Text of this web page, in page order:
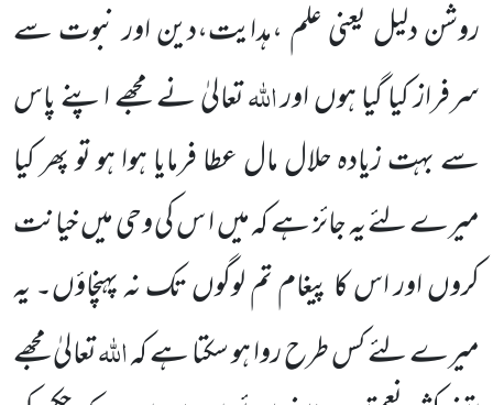
روشن دلیل یعنی علم ،ہدایت،دین اور نبوت سے
سرفراز کیا گیا ہوں اوراللہتعالیٰ نے مجھے اپنے پاس
سے بہت زیادہ حلال مال عطا فرمایا ہوا ہو تو پھر کیا
میرے لئے یہجائز ہے کہ میں ا س کی وحی میں خیانت
کروں اور اس کا پیغام تم لوگوں تک نہ پہنچاؤں۔ یہ
میرے لئے کس طرح روا ہو سکتا ہے کہاللہتعالیٰ مجھے